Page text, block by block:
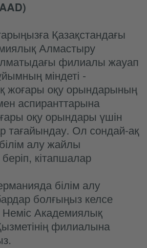
Қазақстандағы
Алмастыру
филиалы жауап
міндеті -
жоғары оқу орындарының
аспиранттарына
оқу орындары үшін
тағайындау. Ол сондай-ақ
алу жайлы
кітапшалар
білім алу
болғыңыз келсе
Академиялық
филиалына